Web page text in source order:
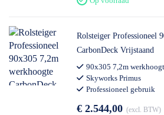
Rolsteiger Professioneel
CarbonDeck Vrijstaand
90x305 7,2m
Skyworks Primus
Professioneel gebruik
€ 2.544,00 excl. BTW